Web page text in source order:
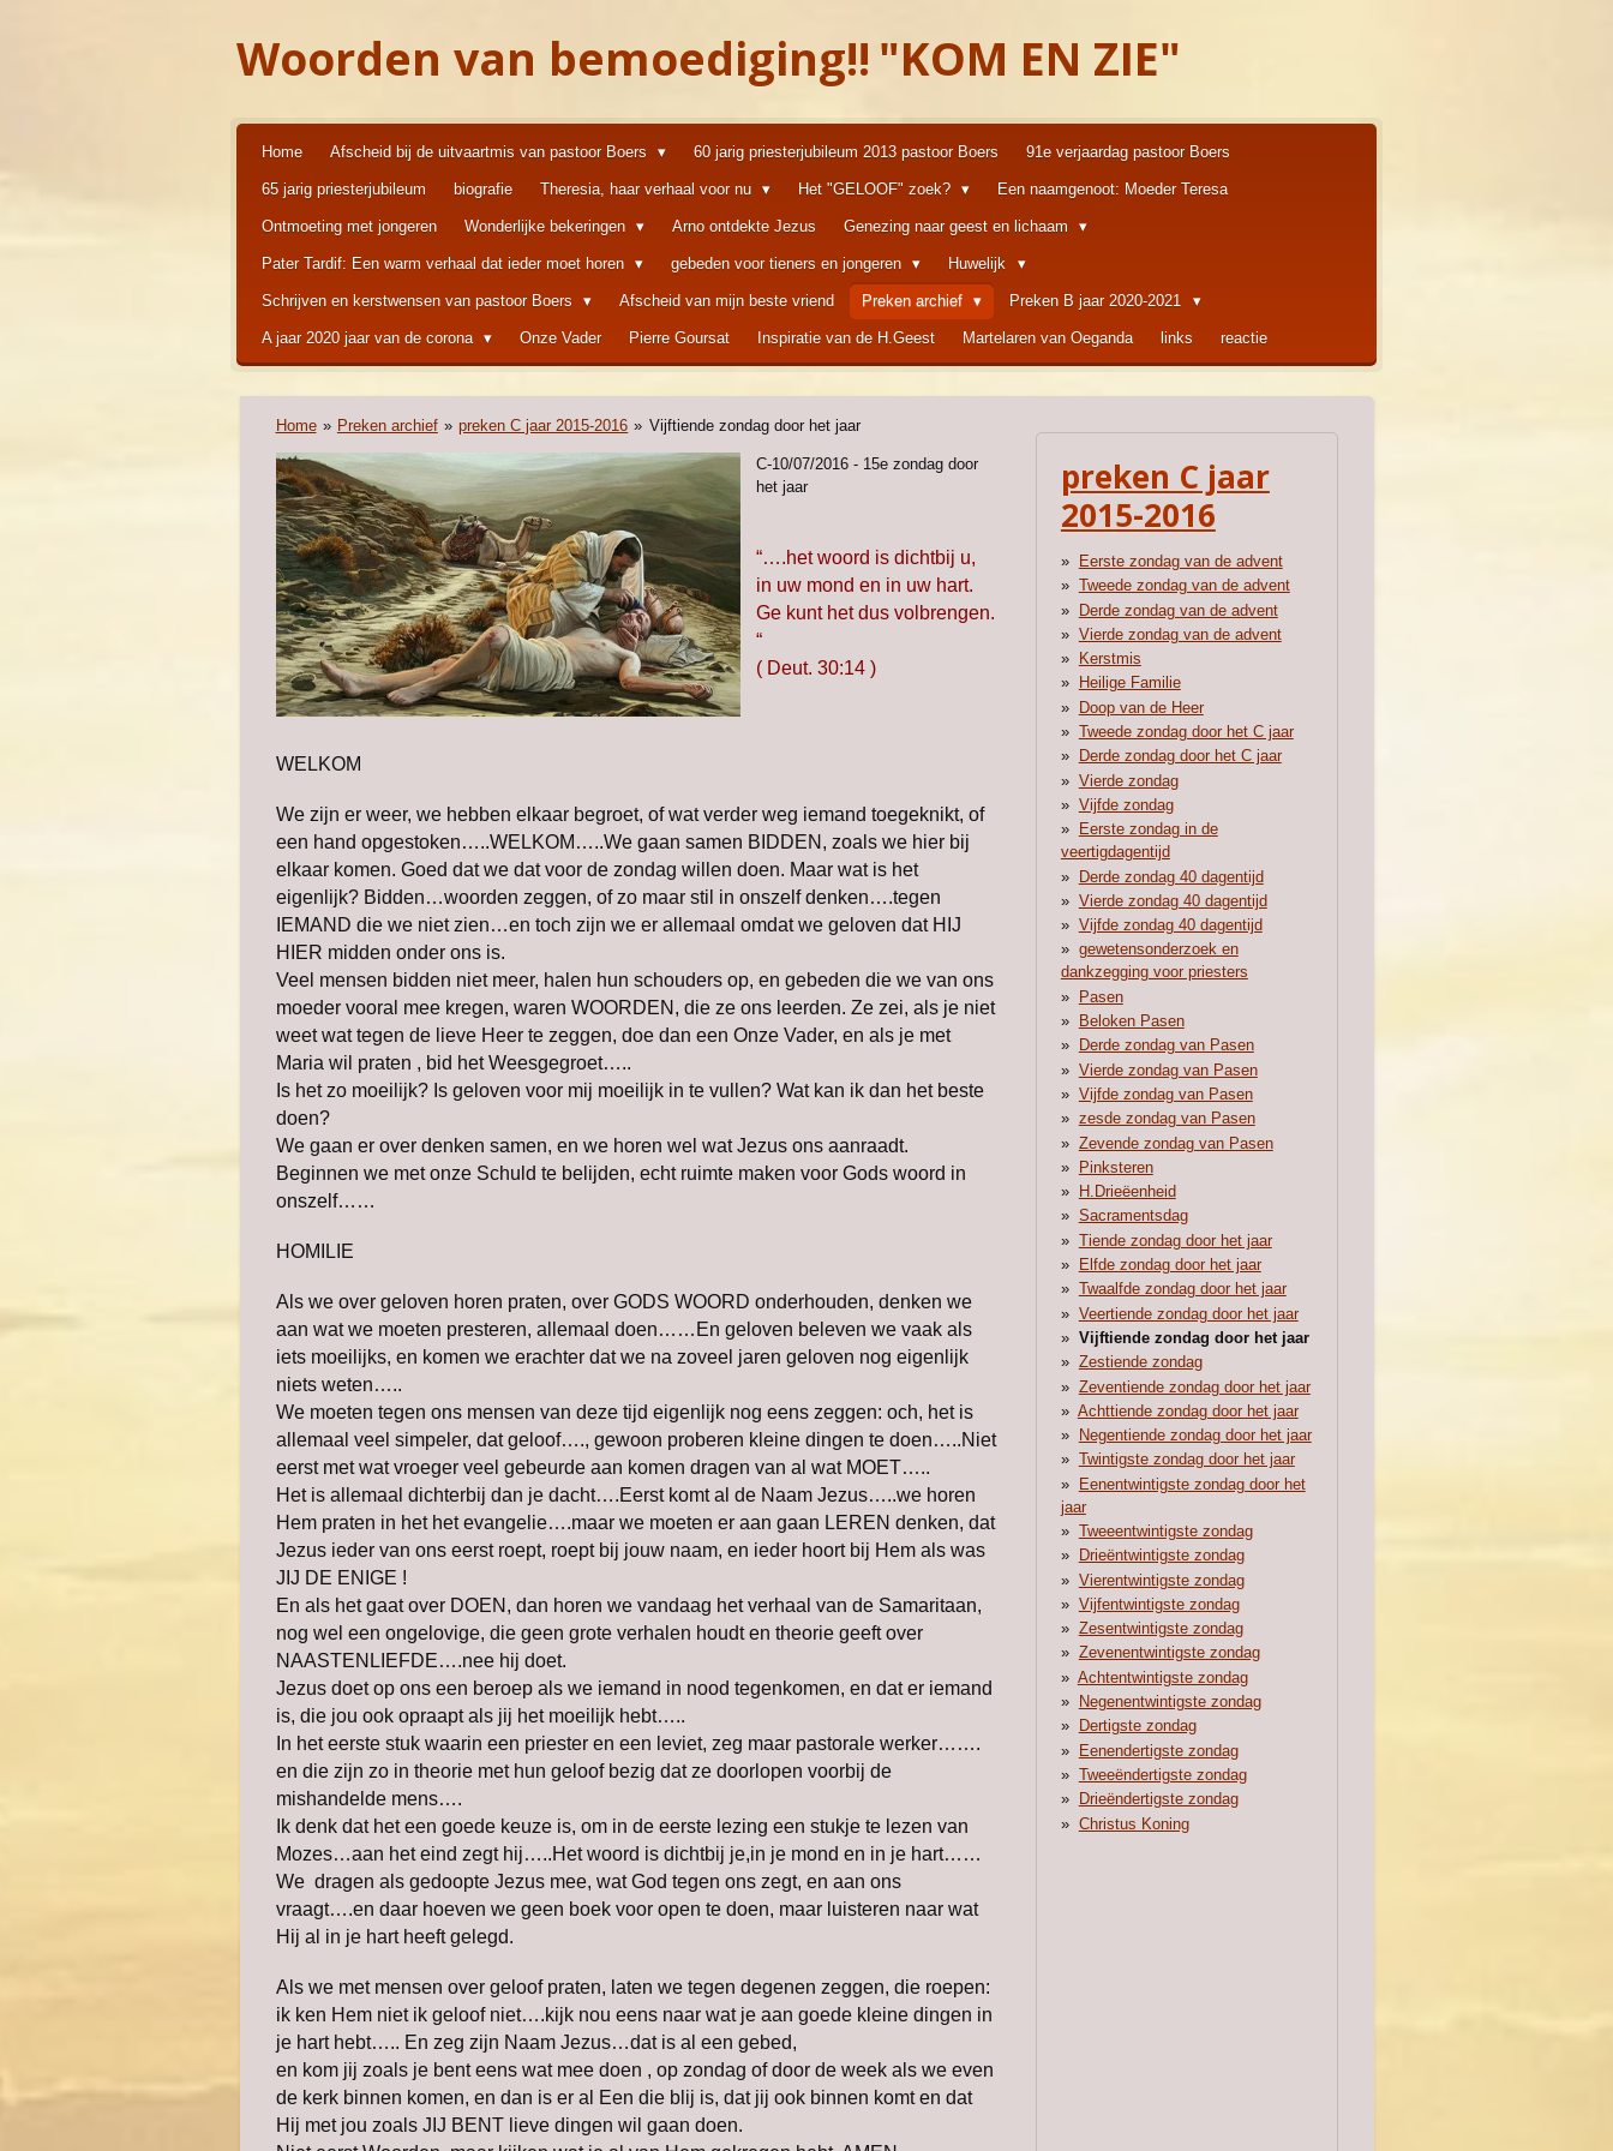
Woorden van bemoediging!! "KOM EN ZIE"
Home Afscheid bij de uitvaartmis van pastoor Boers 60 jarig priesterjubileum 2013 pastoor Boers 91e verjaardag pastoor Boers
65 jarig priesterjubileum biografie Theresia, haar verhaal voor nu Het "GELOOF" zoek? Een naamgenoot: Moeder Teresa
Ontmoeting met jongeren Wonderlijke bekeringen Arno ontdekte Jezus Genezing naar geest en lichaam
Pater Tardif: Een warm verhaal dat ieder moet horen gebeden voor tieners en jongeren Huwelijk
Schrijven en kerstwensen van pastoor Boers Afscheid van mijn beste vriend Preken archief Preken B jaar 2020-2021
A jaar 2020 jaar van de corona Onze Vader Pierre Goursat Inspiratie van de H.Geest Martelaren van Oeganda links reactie
Home » Preken archief » preken C jaar 2015-2016 » Vijftiende zondag door het jaar
C-10/07/2016 - 15e zondag door
het jaar
“….het woord is dichtbij u,
in uw mond en in uw hart.
Ge kunt het dus volbrengen.
“
( Deut. 30:14 )
WELKOM
We zijn er weer, we hebben elkaar begroet, of wat verder weg iemand toegeknikt, of
een hand opgestoken…..WELKOM…..We gaan samen BIDDEN, zoals we hier bij
elkaar komen. Goed dat we dat voor de zondag willen doen. Maar wat is het
eigenlijk? Bidden…woorden zeggen, of zo maar stil in onszelf denken….tegen
IEMAND die we niet zien…en toch zijn we er allemaal omdat we geloven dat HIJ
HIER midden onder ons is.
Veel mensen bidden niet meer, halen hun schouders op, en gebeden die we van ons
moeder vooral mee kregen, waren WOORDEN, die ze ons leerden. Ze zei, als je niet
weet wat tegen de lieve Heer te zeggen, doe dan een Onze Vader, en als je met
Maria wil praten , bid het Weesgegroet…..
Is het zo moeilijk? Is geloven voor mij moeilijk in te vullen? Wat kan ik dan het beste
doen?
We gaan er over denken samen, en we horen wel wat Jezus ons aanraadt.
Beginnen we met onze Schuld te belijden, echt ruimte maken voor Gods woord in
onszelf……
HOMILIE
Als we over geloven horen praten, over GODS WOORD onderhouden, denken we
aan wat we moeten presteren, allemaal doen……En geloven beleven we vaak als
iets moeilijks, en komen we erachter dat we na zoveel jaren geloven nog eigenlijk
niets weten…..
We moeten tegen ons mensen van deze tijd eigenlijk nog eens zeggen: och, het is
allemaal veel simpeler, dat geloof…., gewoon proberen kleine dingen te doen…..Niet
eerst met wat vroeger veel gebeurde aan komen dragen van al wat MOET…..
Het is allemaal dichterbij dan je dacht….Eerst komt al de Naam Jezus…..we horen
Hem praten in het het evangelie….maar we moeten er aan gaan LEREN denken, dat
Jezus ieder van ons eerst roept, roept bij jouw naam, en ieder hoort bij Hem als was
JIJ DE ENIGE !
En als het gaat over DOEN, dan horen we vandaag het verhaal van de Samaritaan,
nog wel een ongelovige, die geen grote verhalen houdt en theorie geeft over
NAASTENLIEFDE….nee hij doet.
Jezus doet op ons een beroep als we iemand in nood tegenkomen, en dat er iemand
is, die jou ook opraapt als jij het moeilijk hebt…..
In het eerste stuk waarin een priester en een leviet, zeg maar pastorale werker…….
en die zijn zo in theorie met hun geloof bezig dat ze doorlopen voorbij de
mishandelde mens….
Ik denk dat het een goede keuze is, om in de eerste lezing een stukje te lezen van
Mozes…aan het eind zegt hij…..Het woord is dichtbij je,in je mond en in je hart……
We dragen als gedoopte Jezus mee, wat God tegen ons zegt, en aan ons
vraagt….en daar hoeven we geen boek voor open te doen, maar luisteren naar wat
Hij al in je hart heeft gelegd.
Als we met mensen over geloof praten, laten we tegen degenen zeggen, die roepen:
ik ken Hem niet ik geloof niet….kijk nou eens naar wat je aan goede kleine dingen in
je hart hebt….. En zeg zijn Naam Jezus…dat is al een gebed,
en kom jij zoals je bent eens wat mee doen , op zondag of door de week als we even
de kerk binnen komen, en dan is er al Een die blij is, dat jij ook binnen komt en dat
Hij met jou zoals JIJ BENT lieve dingen wil gaan doen.
preken C jaar
2015-2016
Eerste zondag van de advent
Tweede zondag van de advent
Derde zondag van de advent
Vierde zondag van de advent
Kerstmis
Heilige Familie
Doop van de Heer
Tweede zondag door het C jaar
Derde zondag door het C jaar
Vierde zondag
Vijfde zondag
Eerste zondag in de
veertigdagentijd
Derde zondag 40 dagentijd
Vierde zondag 40 dagentijd
Vijfde zondag 40 dagentijd
gewetensonderzoek en
dankzegging voor priesters
Pasen
Beloken Pasen
Derde zondag van Pasen
Vierde zondag van Pasen
Vijfde zondag van Pasen
zesde zondag van Pasen
Zevende zondag van Pasen
Pinksteren
H.Drieëenheid
Sacramentsdag
Tiende zondag door het jaar
Elfde zondag door het jaar
Twaalfde zondag door het jaar
Veertiende zondag door het jaar
Vijftiende zondag door het jaar
Zestiende zondag
Zeventiende zondag door het jaar
Achttiende zondag door het jaar
Negentiende zondag door het jaar
Twintigste zondag door het jaar
Eenentwintigste zondag door het
jaar
Tweeentwintigste zondag
Drieëntwintigste zondag
Vierentwintigste zondag
Vijfentwintigste zondag
Zesentwintigste zondag
Zevenentwintigste zondag
Achtentwintigste zondag
Negenentwintigste zondag
Dertigste zondag
Eenendertigste zondag
Tweeëndertigste zondag
Drieëndertigste zondag
Christus Koning